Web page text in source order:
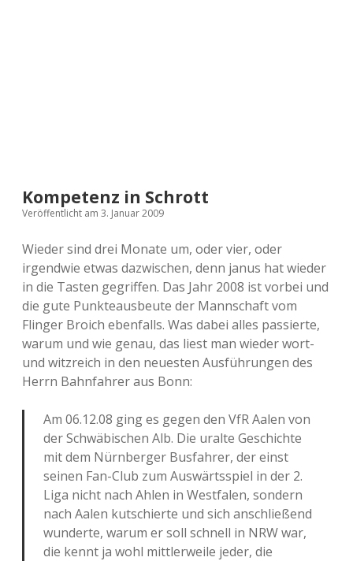
Kompetenz in Schrott
Veröffentlicht am 3. Januar 2009
Wieder sind drei Monate um, oder vier, oder
irgendwie etwas dazwischen, denn janus hat wieder
in die Tasten gegriffen. Das Jahr 2008 ist vorbei und
die gute Punkteausbeute der Mannschaft vom
Flinger Broich ebenfalls. Was dabei alles passierte,
warum und wie genau, das liest man wieder wort-
und witzreich in den neuesten Ausführungen des
Herrn Bahnfahrer aus Bonn:
Am 06.12.08 ging es gegen den VfR Aalen von
der Schwäbischen Alb. Die uralte Geschichte
mit dem Nürnberger Busfahrer, der einst
seinen Fan-Club zum Auswärtsspiel in der 2.
Liga nicht nach Ahlen in Westfalen, sondern
nach Aalen kutschierte und sich anschließend
wunderte, warum er soll schnell in NRW war,
die kennt ja wohl mittlerweile jeder, die